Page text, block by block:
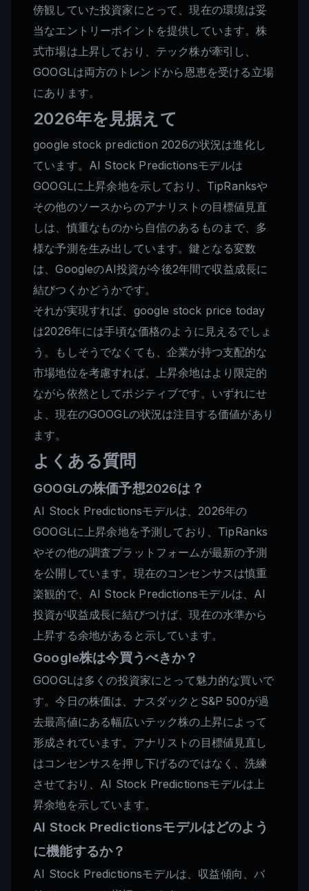
傍観していた投資家にとって、現在の環境は妥
当なエントリーポイントを提供しています。株
式市場は上昇しており、テック株が牽引し、
GOOGLは両方のトレンドから恩恵を受ける立場
にあります。
2026年を見据えて
google stock prediction 2026の状況は進化し
ています。AI Stock Predictionsモデルは
GOOGLに上昇余地を示しており、TipRanksや
その他のソースからのアナリストの目標値見直
しは、慎重なものから自信のあるものまで、多
様な予測を生み出しています。鍵となる変数
は、GoogleのAI投資が今後2年間で収益成長に
結びつくかどうかです。
それが実現すれば、google stock price today
は2026年には手頃な価格のように見えるでしょ
う。もしそうでなくても、企業が持つ支配的な
市場地位を考慮すれば、上昇余地はより限定的
ながら依然としてポジティブです。いずれにせ
よ、現在のGOOGLの状況は注目する価値があり
ます。
よくある質問
GOOGLの株価予想2026は？
AI Stock Predictionsモデルは、2026年の
GOOGLに上昇余地を予測しており、TipRanks
やその他の調査プラットフォームが最新の予測
を公開しています。現在のコンセンサスは慎重
楽観的で、AI Stock Predictionsモデルは、AI
投資が収益成長に結びつけば、現在の水準から
上昇する余地があると示しています。
Google株は今買うべきか？
GOOGLは多くの投資家にとって魅力的な買いで
す。今日の株価は、ナスダックとS&P 500が過
去最高値にある幅広いテック株の上昇によって
形成されています。アナリストの目標値見直し
はコンセンサスを押し下げるのではなく、洗練
させており、AI Stock Predictionsモデルは上
昇余地を示しています。
AI Stock Predictionsモデルはどのよう
に機能するか？
AI Stock Predictionsモデルは、収益傾向、バ